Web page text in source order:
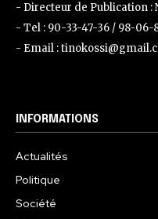
- Directeur de Publication :
- Tel : 90-33-47-36 / 98-06-
- Email :
INFORMATIONS
Actualités
Politique
Société